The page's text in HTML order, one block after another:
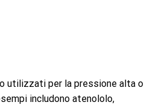
utilizzati per la pressione alta o
includono atenololo,